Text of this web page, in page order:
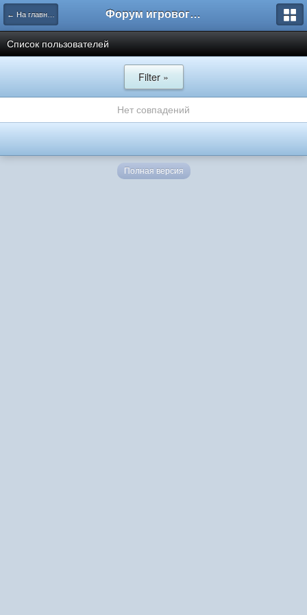
← На главную Форум игрового проекта Riverrise
Список пользователей
Filter »
Нет совпадений
Полная версия